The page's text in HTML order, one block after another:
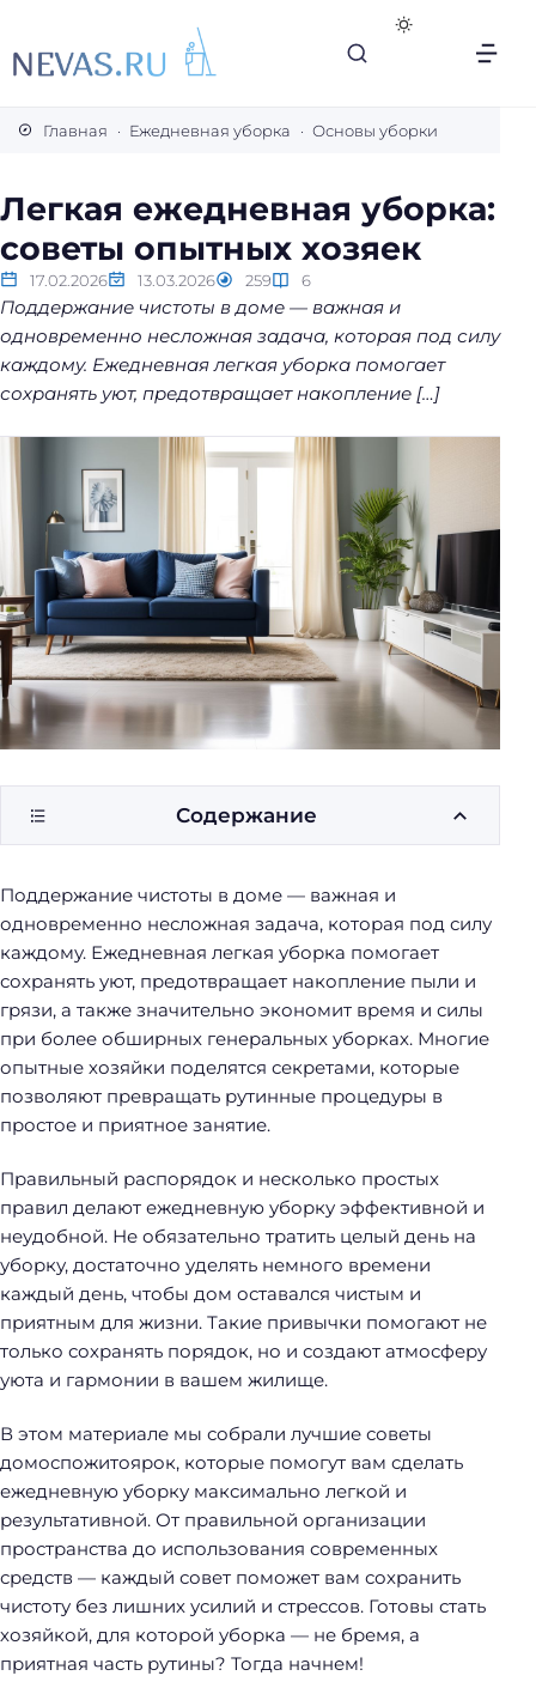
е
к
р
е
т
ы
л
б
о
р
к
и
Главная Ежедневная уборка Основы уборки
Легкая ежедневная уборка:
советы опытных хозяек
17.02.2026 13.03.2026 259 6
Поддержание чистоты в доме — важная и
одновременно несложная задача, которая под силу
каждому. Ежедневная легкая уборка помогает
сохранять уют, предотвращает накопление […]
Поддержание чистоты в доме — важная и
одновременно несложная задача, которая под силу
каждому. Ежедневная легкая уборка помогает
сохранять уют, предотвращает накопление пыли и
грязи, а также значительно экономит время и силы
при более обширных генеральных уборках. Многие
опытные хозяйки поделятся секретами, которые
позволяют превращать рутинные процедуры в
простое и приятное занятие.
Правильный распорядок и несколько простых
правил делают ежедневную уборку эффективной и
неудобной. Не обязательно тратить целый день на
уборку, достаточно уделять немного времени
каждый день, чтобы дом оставался чистым и
приятным для жизни. Такие привычки помогают не
только сохранять порядок, но и создают атмосферу
уюта и гармонии в вашем жилище.
В этом материале мы собрали лучшие советы
домоспожитоярок, которые помогут вам сделать
ежедневную уборку максимально легкой и
результативной. От правильной организации
пространства до использования современных
средств — каждый совет поможет вам сохранить
чистоту без лишних усилий и стрессов. Готовы стать
хозяйкой, для которой уборка — не бремя, а
приятная часть рутины? Тогда начнем!
Содержание